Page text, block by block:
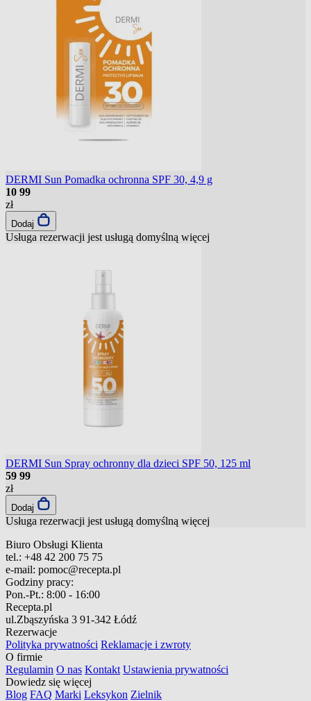
DERMI Sun Pomadka ochronna SPF 30, 4,9 g
10 99
zł
Dodaj
Usługa rezerwacji jest usługą domyślną więcej
DERMI Sun Spray ochronny dla dzieci SPF 50, 125 ml
59 99
zł
Dodaj
Usługa rezerwacji jest usługą domyślną więcej
Biuro Obsługi Klienta
tel.: +48 42 200 75 75
e-mail: pomoc@recepta.pl
Godziny pracy:
Pon.-Pt.: 8:00 - 16:00
Recepta.pl
ul.Zbąszyńska 3 91-342 Łódź
Rezerwacje
Polityka prywatności Reklamacje i zwroty
O firmie
Regulamin O nas Kontakt Ustawienia prywatności
Dowiedz się więcej
Blog FAQ Marki Leksykon Zielnik